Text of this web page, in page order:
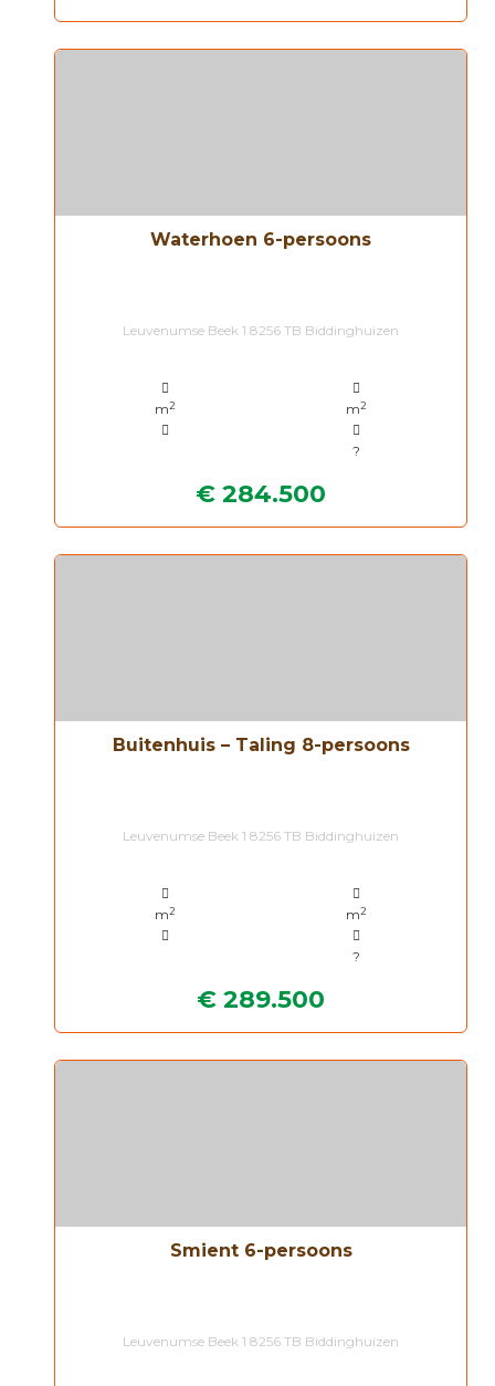
Waterhoen 6-persoons
Leuvenumse Beek 1 8256 TB Biddinghuizen
m2 m2
?
€ 284.500
Buitenhuis – Taling 8-persoons
Leuvenumse Beek 1 8256 TB Biddinghuizen
m2 m2
?
€ 289.500
Smient 6-persoons
Leuvenumse Beek 1 8256 TB Biddinghuizen